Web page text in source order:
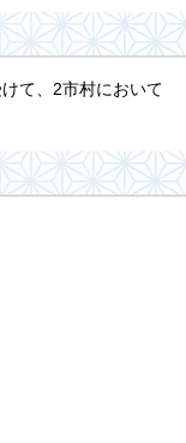
て、2市村において